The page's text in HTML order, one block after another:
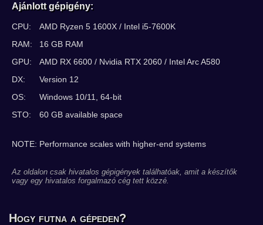
Ajánlott gépigény:
CPU:
AMD Ryzen 5 1600X / Intel i5-7600K
RAM:
16 GB RAM
GPU:
AMD RX 6600 / Nvidia RTX 2060 / Intel Arc A580
DX:
Version 12
OS:
Windows 10/11, 64-bit
STO:
60 GB available space
NOTE: Performance scales with higher-end systems
Az oldalon csak hivatalos gépigények találhatóak, amit a készítők
vagy egy hivatalos forgalmazó cég tett közzé.
Hogy futna a gépeden?